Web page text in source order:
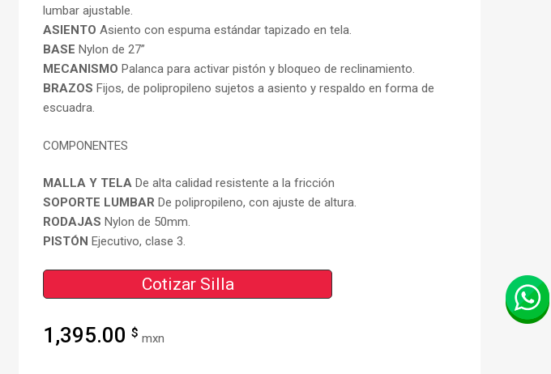
lumbar ajustable.
ASIENTO Asiento con espuma estándar tapizado en tela.
BASE Nylon de 27”
MECANISMO Palanca para activar pistón y bloqueo de reclinamiento.
BRAZOS Fijos, de polipropileno sujetos a asiento y respaldo en forma de
escuadra.
COMPONENTES
MALLA Y TELA De alta calidad resistente a la fricción
SOPORTE LUMBAR De polipropileno, con ajuste de altura.
RODAJAS Nylon de 50mm.
PISTÓN Ejecutivo, clase 3.
Cotizar Silla
1,395.00 $ mxn